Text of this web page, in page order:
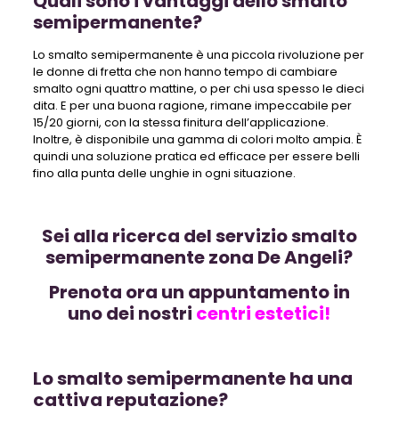
semipermanente?
Lo smalto semipermanente è una piccola rivoluzione per
le donne di fretta che non hanno tempo di cambiare
smalto ogni quattro mattine, o per chi usa spesso le dieci
dita. E per una buona ragione, rimane impeccabile per
15/20 giorni, con la stessa finitura dell’applicazione.
Inoltre, è disponibile una gamma di colori molto ampia. È
quindi una soluzione pratica ed efficace per essere belli
fino alla punta delle unghie in ogni situazione.
Sei alla ricerca del servizio smalto
semipermanente zona De Angeli?
Prenota ora un appuntamento in
uno dei nostri centri estetici!
Lo smalto semipermanente ha una
cattiva reputazione?